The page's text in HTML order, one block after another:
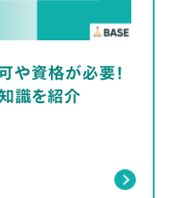
や資格が必要！
識を紹介